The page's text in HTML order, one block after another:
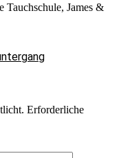
Tauchschule, James &
Erforderliche